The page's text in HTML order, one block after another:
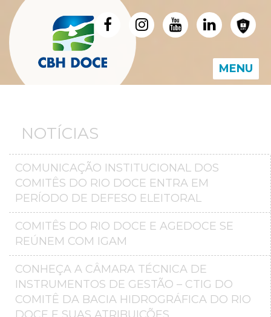
MENU
NOTÍCIAS
COMUNICAÇÃO INSTITUCIONAL DOS
COMITÊS DO RIO DOCE ENTRA EM
PERÍODO DE DEFESO ELEITORAL
COMITÊS DO RIO DOCE E AGEDOCE SE
REÚNEM COM IGAM
CONHEÇA A CÂMARA TÉCNICA DE
INSTRUMENTOS DE GESTÃO – CTIG DO
COMITÊ DA BACIA HIDROGRÁFICA DO RIO